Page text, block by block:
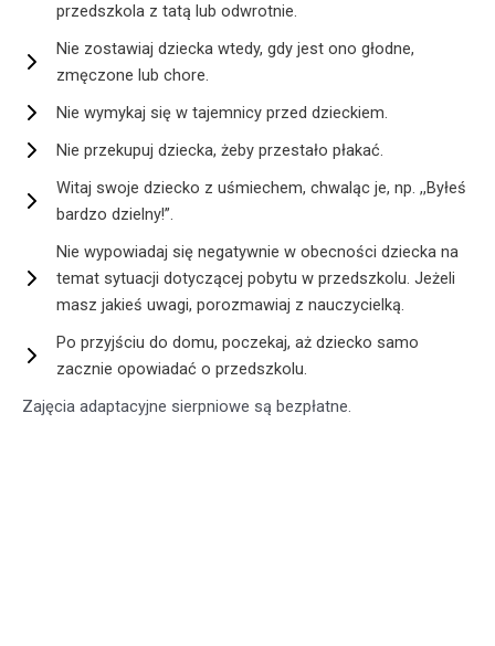
przedszkola z tatą lub odwrotnie.
Nie zostawiaj dziecka wtedy, gdy jest ono głodne,
zmęczone lub chore.
Nie wymykaj się w tajemnicy przed dzieckiem.
Nie przekupuj dziecka, żeby przestało płakać.
Witaj swoje dziecko z uśmiechem, chwaląc je, np. ,,Byłeś
bardzo dzielny!”.
Nie wypowiadaj się negatywnie w obecności dziecka na
temat sytuacji dotyczącej pobytu w przedszkolu. Jeżeli
masz jakieś uwagi, porozmawiaj z nauczycielką.
Po przyjściu do domu, poczekaj, aż dziecko samo
zacznie opowiadać o przedszkolu.
Zajęcia adaptacyjne sierpniowe są bezpłatne.